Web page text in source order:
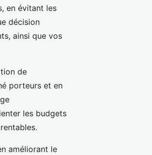
en évitant les
décision
ainsi que vos
de
porteurs et en
les budgets
améliorant le